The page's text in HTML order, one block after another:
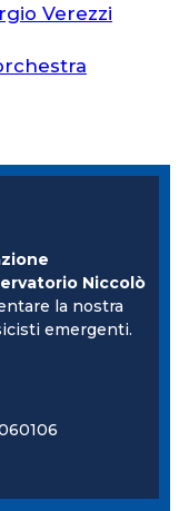
Verezzi
Niccolò
la nostra
emergenti.